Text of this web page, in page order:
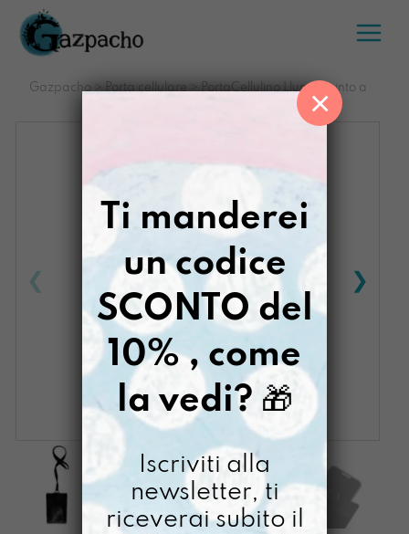
Salta
contenuto
Gazpacho> Porta cellulare >
PortaCellulino Llumi dipinto a
Ti manderei
un codice
SCONTO del
10% , come
la vedi? 🎁
Iscriviti alla
newsletter, ti
riceverai subito il
×